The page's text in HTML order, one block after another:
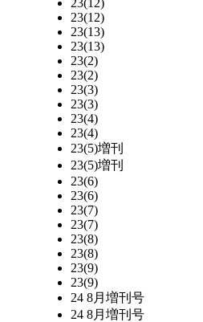
23(12)
23(13)
23(13)
23(2)
23(2)
23(3)
23(3)
23(4)
23(4)
23(5)増刊
23(5)増刊
23(6)
23(6)
23(7)
23(7)
23(8)
23(8)
23(9)
23(9)
24 8月増刊号
24 8月増刊号